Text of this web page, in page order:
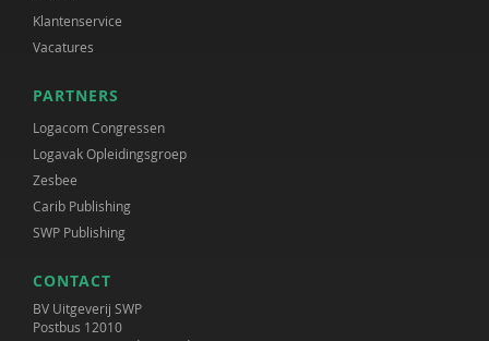
Klantenservice
Vacatures
PARTNERS
Logacom Congressen
Logavak Opleidingsgroep
Zesbee
Carib Publishing
SWP Publishing
CONTACT
BV Uitgeverij SWP
Postbus 12010